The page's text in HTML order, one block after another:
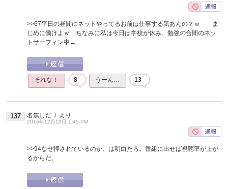
>>67平日の昼間にネットやってるお前は仕事する気あんの？ｗ ま
じめに働けよｗ ちなみに私は今日は学校が休み。勉強の合間のネッ
トサーフィン中←
それな！ 8 うーん… 13
137 名無しだＪ より
2016年12月10日 1:45 PM
>>94なぜ押されているのか、は明白だろ。番組に出せば視聴率が上が
るからだ。